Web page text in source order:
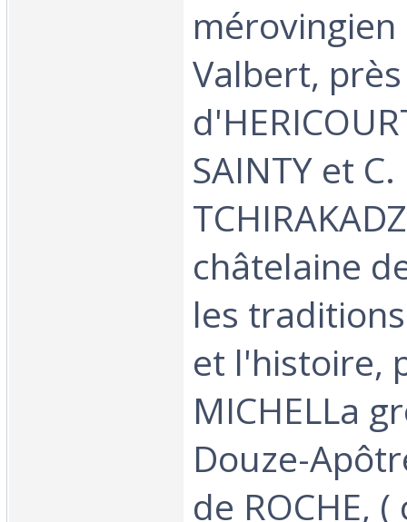
mérovingien
Valbert, près
SAINTY et C.
châtelaine
les
et l'histoire,
MICHELLa
Douze-
de ROCHE,